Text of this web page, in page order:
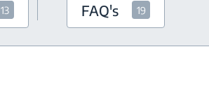
13 FAQ's 19